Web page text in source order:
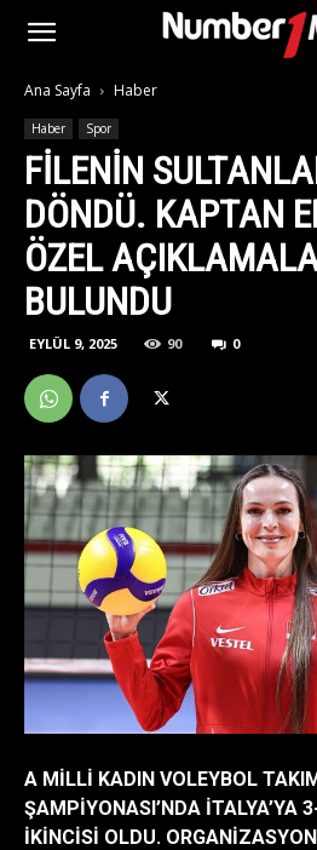
Ana Sayfa Haber
Haber Spor
FILENIN
DÖNDÜ. KAPTAN
ÖZEL
BULUNDU
EYLÜL 9, 2025 90 0
A MILLI KADIN VOLEYBOL
ŞAMPIYONASI’NDA İTALYA’YA
IKINCISI OLDU.